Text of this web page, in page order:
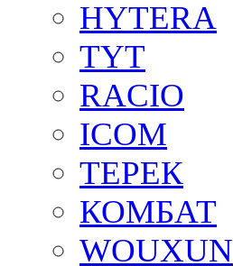
HYTERA
TYT
RACIO
ICOM
ТЕРЕК
КОМБАТ
WOUXUN